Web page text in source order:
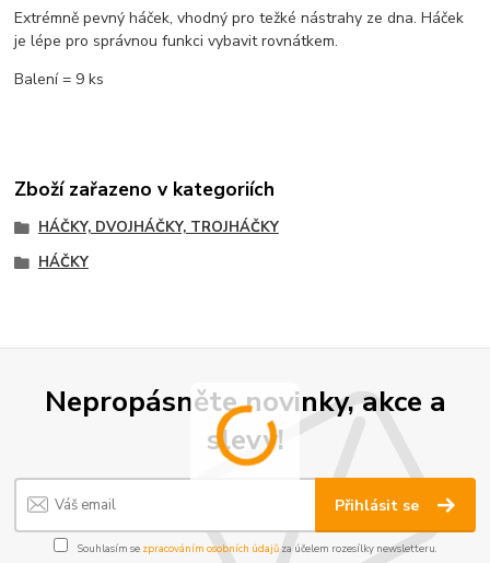
Extrémně pevný háček, vhodný pro težké nástrahy ze dna. Háček
je lépe pro správnou funkci vybavit rovnátkem.
Balení = 9 ks
Zboží zařazeno v kategoriích
HÁČKY, DVOJHÁČKY, TROJHÁČKY
HÁČKY
Nepropásněte novinky, akce a
slevy!
Přihlásit se
Souhlasím se zpracováním osobních údajůza účelem rozesílky newsletteru.